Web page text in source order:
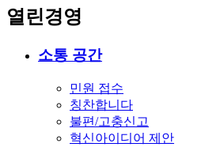
열린경영
소통 공간
민원 접수
칭찬합니다
불편/고충신고
혁신아이디어 제안